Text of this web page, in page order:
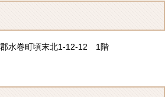
水巻町頃末北1-12-12 1階